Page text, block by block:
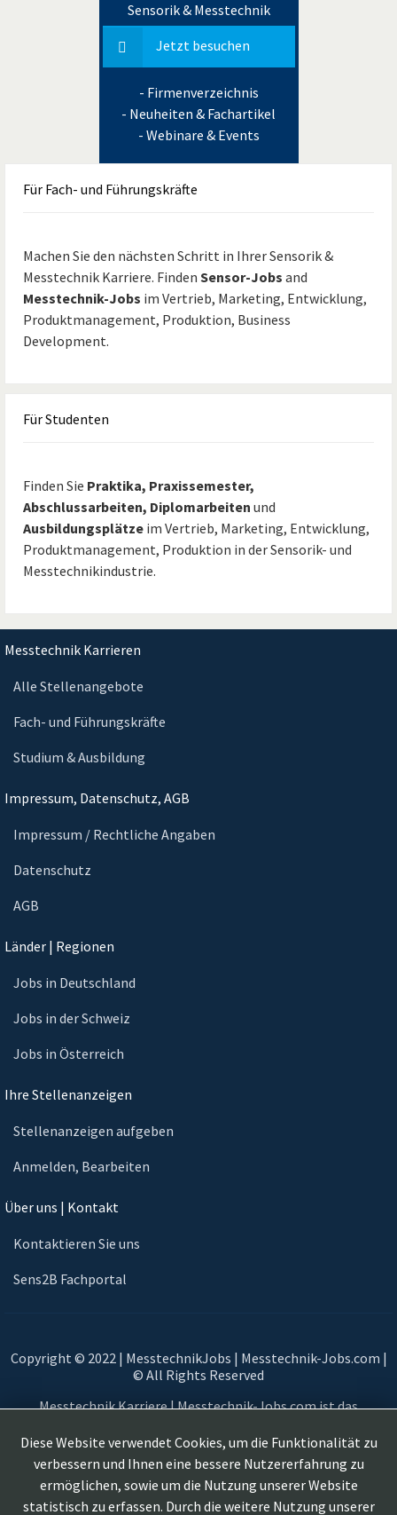
Sensorik & Messtechnik
Jetzt besuchen
- Firmenverzeichnis
- Neuheiten & Fachartikel
- Webinare & Events
Für Fach- und Führungskräfte
Machen Sie den nächsten Schritt in Ihrer Sensorik &
Messtechnik Karriere. Finden Sensor-Jobs and
Messtechnik-Jobs im Vertrieb, Marketing, Entwicklung,
Produktmanagement, Produktion, Business
Development.
FürStudenten
Finden Sie Praktika, Praxissemester,
Abschlussarbeiten, Diplomarbeiten und
Ausbildungsplätze im Vertrieb, Marketing, Entwicklung,
Produktmanagement, Produktion in der Sensorik- und
Messtechnikindustrie.
Messtechnik Karrieren
Alle Stellenangebote
Fach- und Führungskräfte
Studium & Ausbildung
Impressum, Datenschutz, AGB
Impressum / Rechtliche Angaben
Datenschutz
AGB
Länder | Regionen
Jobs in Deutschland
Jobs in der Schweiz
Jobs in Österreich
Ihre Stellenanzeigen
Stellenanzeigen aufgeben
Anmelden, Bearbeiten
Über uns | Kontakt
Kontaktieren Sie uns
Sens2B Fachportal
Copyright © 2022 | MesstechnikJobs | Messtechnik-Jobs.com |
© All Rights Reserved
Messtechnik Karriere | Messtechnik-Jobs.com ist das
Messtechnik. Suchen und finden Sie Sensor Jobs und
Messtechnik Jobs für Ihre Karriere im Vertrieb, Marketing,
Forschung, Entwicklung, Produktmanagement, Produktion. Das
fachspezifische Sensorik und Messtechnik Karriereportal
/ Stellenplattform / Job-Portal für Stellenangebote /
Diese Website verwendet Cookies, um die Funktionalität zu
verbessern und Ihnen eine bessere Nutzererfahrung zu
ermöglichen, sowie um die Nutzung unserer Website
statistisch zu erfassen. Durch die weitere Nutzung unserer